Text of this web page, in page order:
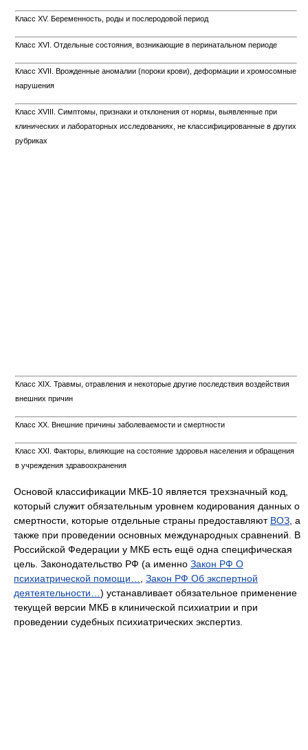
Класс XV. Беременность, роды и послеродовой период
Класс XVI. Отдельные состояния, возникающие в перинатальном периоде
Класс XVII. Врожденные аномалии (пороки крови), деформации и хромосомные
нарушения
Класс XVIII. Симптомы, признаки и отклонения от нормы, выявленные при
клинических и лабораторных исследованиях, не классифицированные в других
рубриках
Класс XIX. Травмы, отравления и некоторые другие последствия воздействия
внешних причин
Класс XX. Внешние причины заболеваемости и смертности
Класс XXI. Факторы, влияющие на состояние здоровья населения и обращения
в учреждения здравоохранения
Основой классификации МКБ-10 является трехзначный код,
который служит обязательным уровнем кодирования данных о
смерт­ности, которые отдельные страны предоставляют ВОЗ , а
также при проведении основных международных сравнений. В
Российской Федерации у МКБ есть ещё одна специфическая
цель. Законодательство РФ (а именно Закон РФ О
психиатрической помощи…
Закон РФ Об экспертной
деятеятельности… ) устанавливает обязательное применение
текущей версии МКБ в клинической психиатрии и при
проведении судебных психиатрических экспертиз.